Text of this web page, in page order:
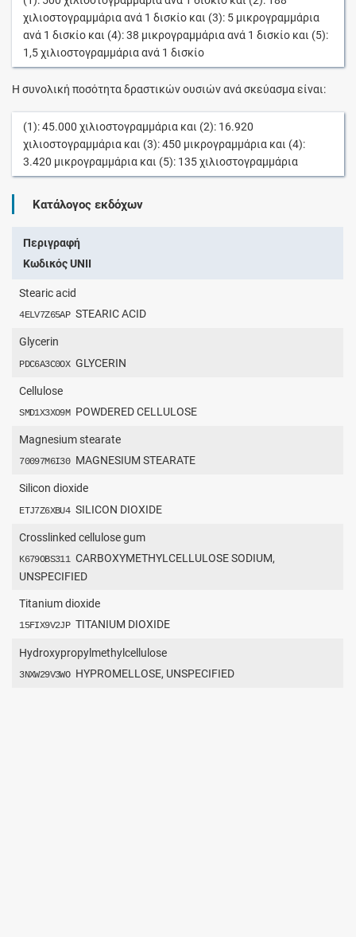
χιλιοστογραμμάριαανά 1 δισκίο και (3): 5 μικρογραμμάρια
ανά 1 δισκίο και (4):38 μικρογραμμάριαανά 1 δισκίο και (5):
1,5χιλιοστογραμμάριαανά 1 δισκίο
Η συνολική ποσότητα δραστικών ουσιών ανά σκεύασμα είναι:
(1):45.000 χιλιοστογραμμάρια και (2): 16.920
χιλιοστογραμμάρια και (3):450 μικρογραμμάρια και (4):
3.420 μικρογραμμάρια και (5): 135χιλιοστογραμμάρια
Κατάλογος εκδόχων
Περιγραφή
Κωδικός UNII
Stearic acid
4ELV7Z65AP STEARIC ACID
Glycerin
PDC6A3C0OX GLYCERIN
Cellulose
SMD1X3XO9M POWDERED CELLULOSE
Magnesium stearate
70097M6I30 MAGNESIUM STEARATE
Silicon dioxide
ETJ7Z6XBU4 SILICON DIOXIDE
Crosslinked cellulose gum
K679OBS311 CARBOXYMETHYLCELLULOSE SODIUM,
UNSPECIFIED
Titanium dioxide
15FIX9V2JP TITANIUM DIOXIDE
Hydroxypropylmethylcellulose
3NXW29V3WO HYPROMELLOSE, UNSPECIFIED